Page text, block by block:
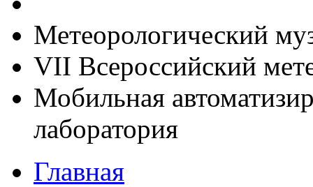
Метеорологический
VII Всероссийский
Мобильная
лаборатория
Главная